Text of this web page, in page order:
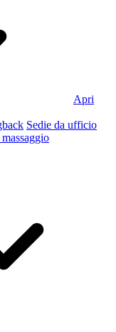
Apri
Sedie da ufficio